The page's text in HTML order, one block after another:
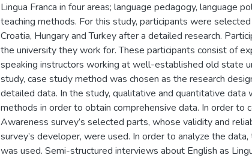
Lingua Franca in four areas; language pedagogy, language
teaching methods. For this study, participants were selected
Croatia, Hungary and Turkey after a detailed research.
the university they work for. These participants consist of
speaking instructors working at well-established old state
study, case study method was chosen as the research
detailed data. In the study, qualitative and quantitative data
methods in order to obtain comprehensive data. In order to
Awareness survey’s selected parts, whose validity and
survey’s developer, were used. In order to analyze the
was used. Semi-structured interviews about English as